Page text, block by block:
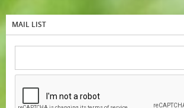
MAIL LIST